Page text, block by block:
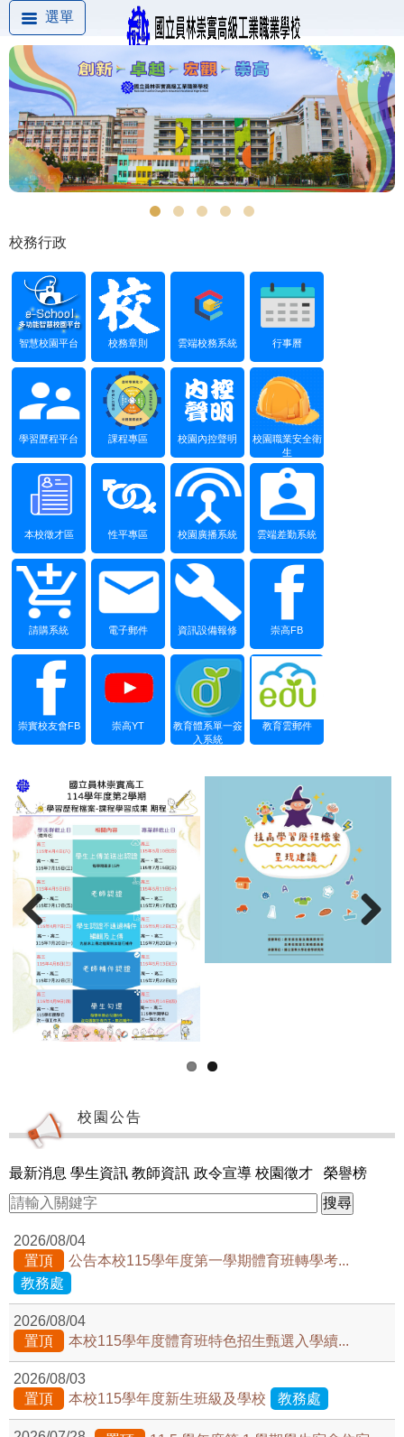
選單
校務行政
智慧校園平台 校務章則 雲端校務系統 行事曆
學習歷程平台 課程專區 校園內控聲明
校園職業安全衛
生
本校徵才區 性平專區 校園廣播系統 雲端差勤系統
請購系統 電子郵件 資訊設備報修 崇高FB
崇實校友會FB 崇高YT
教育體系單一簽
入系統
教育雲郵件
Previous
校園公告
最新消息 學生資訊 教師資訊 政令宣導 校園徵才 榮譽榜
2026/08/04
置頂
公告本校115學年度第一學期體育班轉學考...
教務處
2026/08/04
置頂
本校115學年度體育班特色招生甄選入學續...
2026/08/03
置頂
本校115學年度新生班級及學校 教務處